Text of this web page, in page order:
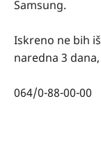
Samsung.
Iskreno ne bih
naredna 3
064/0-88-00-00